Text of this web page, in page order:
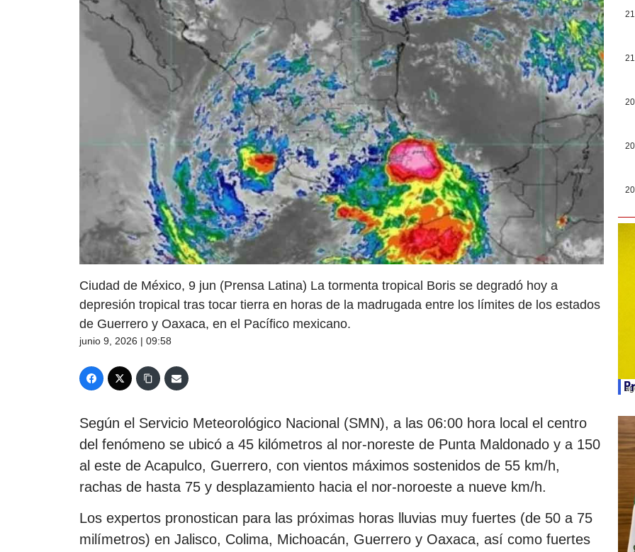
Ciudad de México, 9 jun (Prensa Latina) La tormenta tropical Boris se degradó hoy a
depresión tropical tras tocar tierra en horas de la madrugada entre los límites de los estados
de Guerrero y Oaxaca, en el Pacífico mexicano.
junio 9, 2026 | 09:58
Según el Servicio Meteorológico Nacional (SMN), a las 06:00 hora local el centro
del fenómeno se ubicó a 45 kilómetros al nor-noreste de Punta Maldonado y a 150
al este de Acapulco, Guerrero, con vientos máximos sostenidos de 55 km/h,
rachas de hasta 75 y desplazamiento hacia el nor-noroeste a nueve km/h.
Los expertos pronostican para las próximas horas lluvias muy fuertes (de 50 a 75
milímetros) en Jalisco, Colima, Michoacán, Guerrero y Oaxaca, así como fuertes